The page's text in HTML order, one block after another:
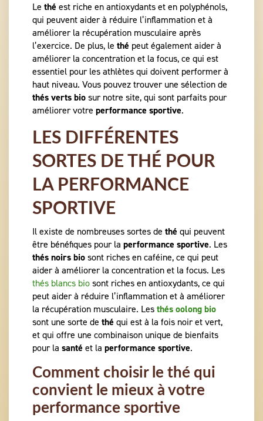
Le thé est riche en antioxydants et en polyphénols,
qui peuvent aider à réduire l’inflammation et à
améliorer la récupération musculaire après
l’exercice. De plus, le thé peut également aider à
améliorer la concentration et la focus, ce qui est
essentiel pour les athlètes qui doivent performer à
haut niveau. Vous pouvez trouver une sélection de
thés verts biosur notre site, qui sont parfaits pour
améliorer votre performance sportive.
LES DIFFÉRENTES
SORTES DE THÉ POUR
LA PERFORMANCE
SPORTIVE
Il existe de nombreuses sortes de thé qui peuvent
être bénéfiques pour la performance sportive. Les
thés noirs biosont riches en caféine, ce qui peut
aider à améliorer la concentration et la focus. Les
thés blancs biosont riches en antioxydants, ce qui
peut aider à réduire l’inflammation et à améliorer
la récupération musculaire. Lesthés oolong bio
sont une sorte de thé qui est à la fois noir et vert,
et qui offre une combinaison unique de bienfaits
pour la santé et la performance sportive.
Comment choisir le thé qui
convient le mieux à votre
performance sportive